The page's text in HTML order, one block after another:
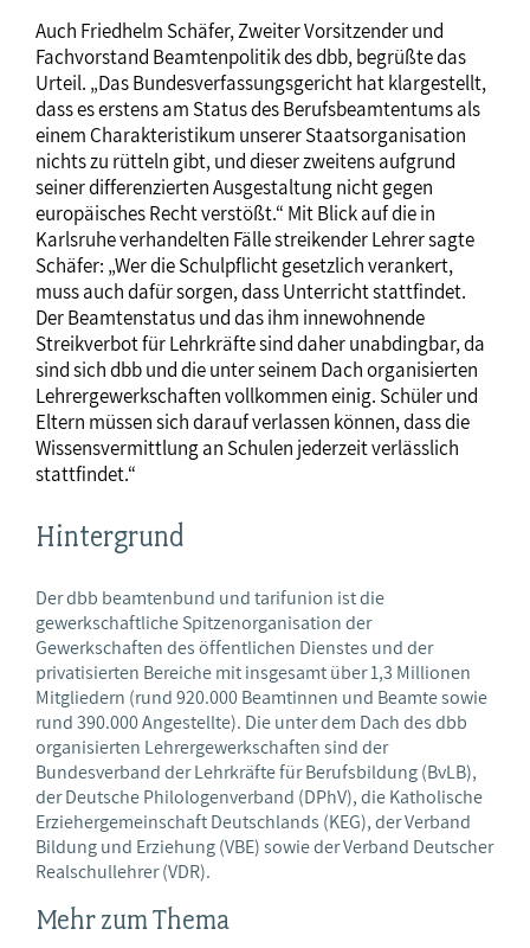
Auch Friedhelm Schäfer, Zweiter Vorsitzender und
Fachvorstand Beamtenpolitik des dbb, begrüßte das
Urteil. „Das Bundesverfassungsgericht hat klargestellt,
dass es erstens am Status des Berufsbeamtentums als
einem Charakteristikum unserer Staatsorganisation
nichts zu rütteln gibt, und dieser zweitens aufgrund
seiner differenzierten Ausgestaltung nicht gegen
europäisches Recht verstößt.“ Mit Blick auf die in
Karlsruhe verhandelten Fälle streikender Lehrer sagte
Schäfer: „Wer die Schulpflicht gesetzlich verankert,
muss auch dafür sorgen, dass Unterricht stattfindet.
Der Beamtenstatus und das ihm innewohnende
Streikverbot für Lehrkräfte sind daher unabdingbar, da
sind sich dbb und die unter seinem Dach organisierten
Lehrergewerkschaften vollkommen einig. Schüler und
Eltern müssen sich darauf verlassen können, dass die
Wissensvermittlung an Schulen jederzeit verlässlich
stattfindet.“
Hintergrund
Der dbb beamtenbund und tarifunion ist die
gewerkschaftliche Spitzenorganisation der
Gewerkschaften des öffentlichen Dienstes und der
privatisierten Bereiche mit insgesamt über 1,3 Millionen
Mitgliedern (rund 920.000 Beamtinnen und Beamte sowie
rund 390.000 Angestellte). Die unter dem Dach des dbb
organisierten Lehrergewerkschaften sind der
Bundesverband der Lehrkräfte für Berufsbildung (BvLB),
der Deutsche Philologenverband (DPhV), die Katholische
Erziehergemeinschaft Deutschlands (KEG), der Verband
Bildung und Erziehung (VBE) sowie der Verband Deutscher
Realschullehrer (VDR).
Mehr zum Thema